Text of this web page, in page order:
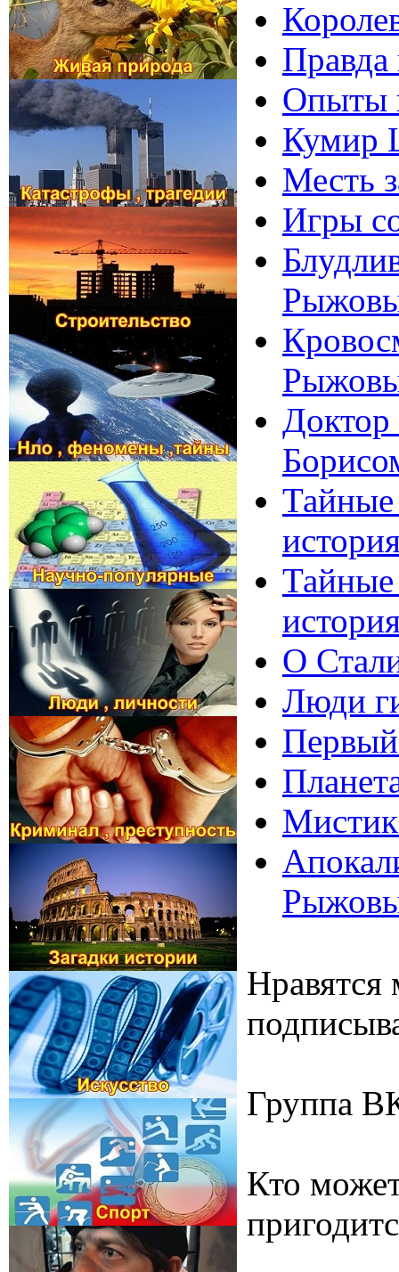
Правда
Опыты
Кумир
Месть
Игры
Доктор
О
Люди
Первый
Мистик
Группа
Кто